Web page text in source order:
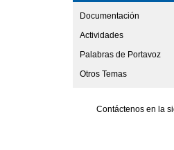
Documentación
Actividades
Palabras de Portavoz
Otros Temas
Contáctenos en la